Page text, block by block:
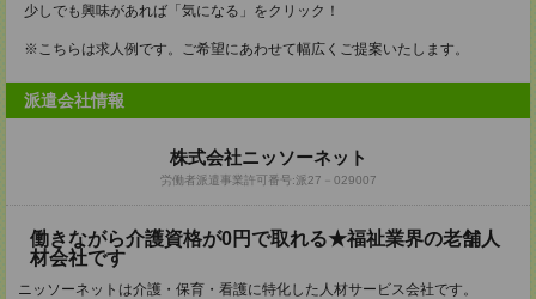
少しでも興味があれば「気になる」をクリック！
※こちらは求人例です。ご希望にあわせて幅広くご提案いたします。
派遣会社情報
株式会社ニッソーネット
労働者派遣事業許可番号:派27－029007
働きながら介護資格が0円で取れる★福祉業界の老舗人
材会社です
ニッソーネットは介護・保育・看護に特化した人材サービス会社です。